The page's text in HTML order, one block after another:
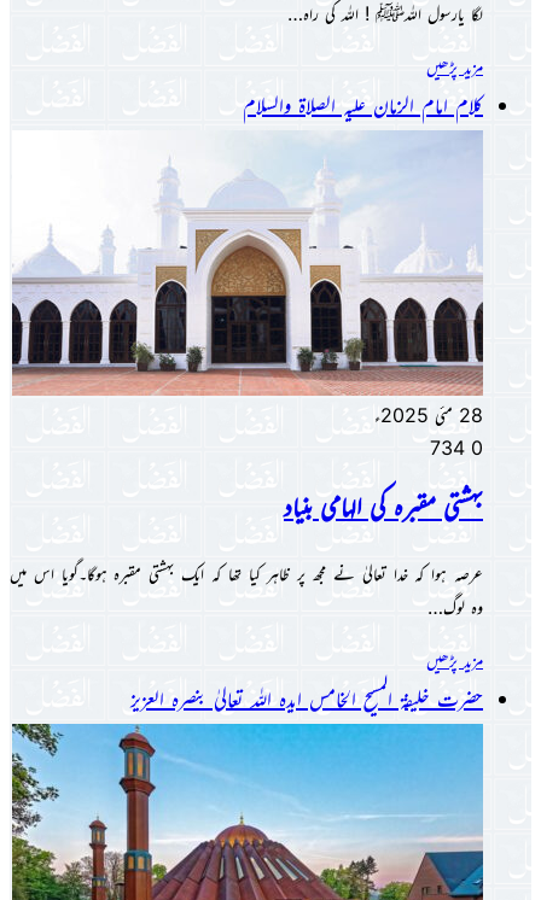
لگا یارسول اللہﷺ ! اللہ کی راہ…
مزید پڑھیں
کلام امام الزمان علیہ الصلاۃ والسلام
28 مئی 2025ء
0
بہشتی مقبرہ کی الہامی بنیاد
عرصہ ہوا کہ خدا تعالیٰ نے مجھ پر ظاہر کیا تھا کہ ایک بہشتی مقبرہ ہوگا۔گویا اس میں
وہ لوگ…
مزید پڑھیں
حضرت خلیفۃ المسیح الخامس ایدہ اللہ تعالیٰ بنصرہ العزیز